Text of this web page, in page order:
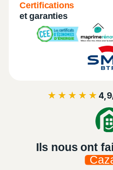
Certifications
et garanties
★★★★★
Ils nous ont